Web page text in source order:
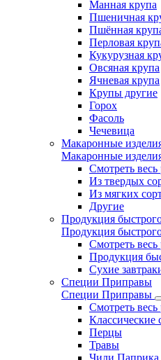
Манная крупа
Пшеничная
Пшённая
Перловая
Кукурузная
Овсяная крупа
Ячневая крупа
Крупы другие
Горох
Фасоль
Чечевица
Макаронные
Макаронные
Смотреть весь
Из твердых
Из мягких
Другие
Продукция
Продукция
Смотреть весь
Продукция
Сухие
Специи Приправы
Специи Приправы
Смотреть весь
Классические
Перцы
Травы
Чили Паприка